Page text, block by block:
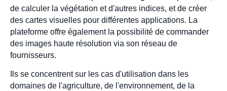
de calculer la végétation et d'autres indices, et de créer
des cartes visuelles pour différentes applications. La
plateforme offre également la possibilité de commander
des images haute résolution via son réseau de
fournisseurs.
Ils se concentrent sur les cas d'utilisation dans les
domaines de l'agriculture, de l'environnement, de la